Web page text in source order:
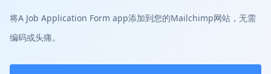
将A Job Application Form app添加到您的Mailchimp网站，无需
编码或头痛。